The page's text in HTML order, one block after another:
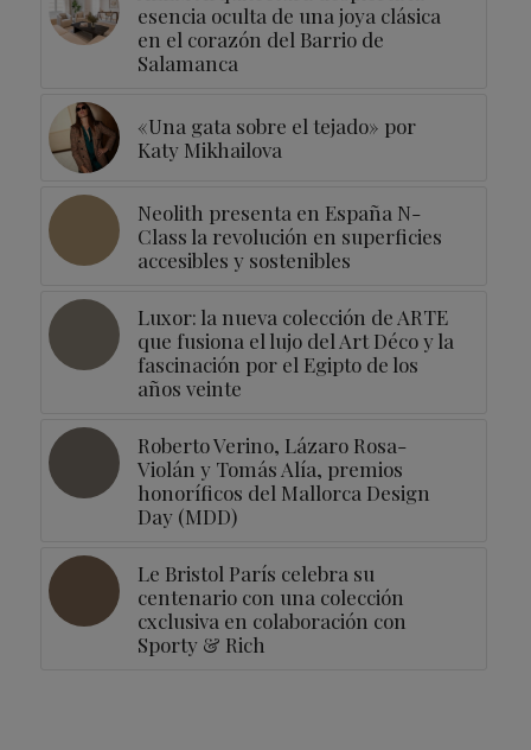
esencia oculta de una joya clásica
en el corazón del Barrio de
Salamanca
«Una gata sobre el tejado» por
Katy Mikhailova
Neolith presenta en España N-
Class la revolución en superficies
accesibles y sostenibles
Luxor: la nueva colección de ARTE
que fusiona el lujo del Art Déco y la
fascinación por el Egipto de los
años veinte
Roberto Verino, Lázaro Rosa-
Violán y Tomás Alía, premios
honoríficos del Mallorca Design
Day (MDD)
Le Bristol París celebra su
centenario con una colección
cxclusiva en colaboración con
Sporty & Rich